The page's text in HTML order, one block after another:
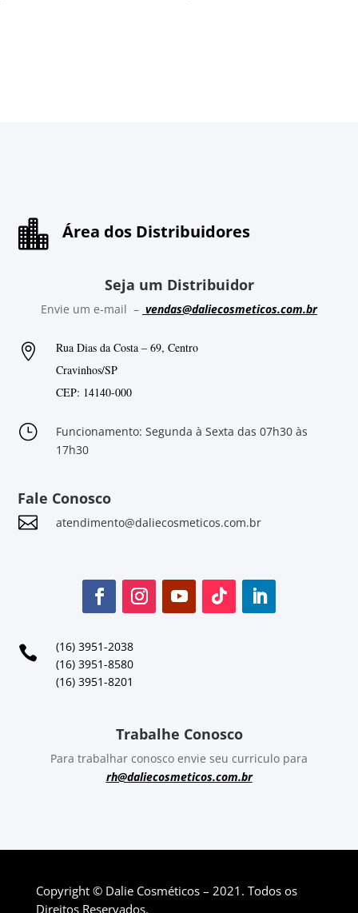
 Área dos Distribuidores
Seja um Distribuidor
Envie um e-mail – vendas@daliecosmeticos.com.br

Rua Dias da Costa – 69, Centro
Cravinhos/SP
CEP: 14140-000
}
Funcionamento: Segunda à Sexta das 07h30 às
17h30
Fale Conosco
 atendimento@daliecosmeticos.com.br

(16) 3951-2038
(16) 3951-8580
(16) 3951-8201
Trabalhe Conosco
Para trabalhar conosco envie seu curriculo para
rh@daliecosmeticos.com.br
Copyright © Dalie Cosméticos – 2021. Todos os
Direitos Reservados.